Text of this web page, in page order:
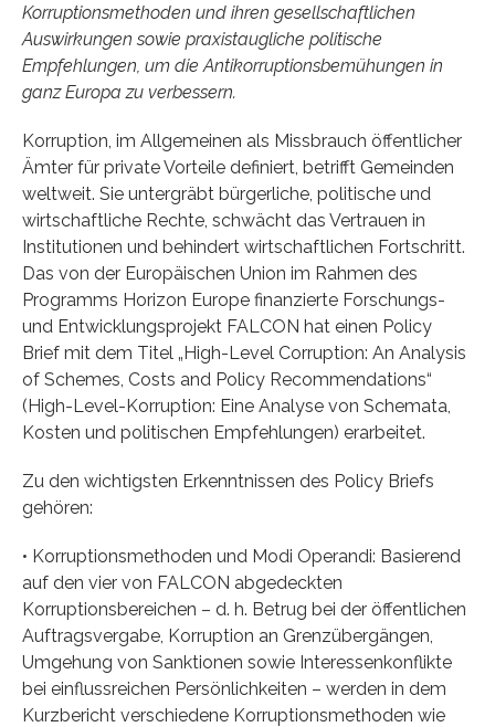
Korruptionsmethoden und ihren gesellschaftlichen
Auswirkungen sowie praxistaugliche politische
Empfehlungen, um die Antikorruptionsbemühungen in
ganz Europa zu verbessern.
Korruption, im Allgemeinen als Missbrauch öffentlicher
Ämter für private Vorteile definiert, betrifft Gemeinden
weltweit. Sie untergräbt bürgerliche, politische und
wirtschaftliche Rechte, schwächt das Vertrauen in
Institutionen und behindert wirtschaftlichen Fortschritt.
Das von der Europäischen Union im Rahmen des
Programms Horizon Europe finanzierte Forschungs-
und Entwicklungsprojekt FALCON hat einen Policy
Brief mit dem Titel „High-Level Corruption: An Analysis
of Schemes, Costs and Policy Recommendations“
(High-Level-Korruption: Eine Analyse von Schemata,
Kosten und politischen Empfehlungen) erarbeitet.
Zu den wichtigsten Erkenntnissen des Policy Briefs
gehören:
• Korruptionsmethoden und Modi Operandi: Basierend
auf den vier von FALCON abgedeckten
Korruptionsbereichen – d. h. Betrug bei der öffentlichen
Auftragsvergabe, Korruption an Grenzübergängen,
Umgehung von Sanktionen sowie Interessenkonflikte
bei einflussreichen Persönlichkeiten – werden in dem
Kurzbericht verschiedene Korruptionsmethoden wie